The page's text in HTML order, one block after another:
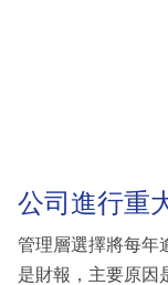
公司進行重
管理層選擇將每年
是財報，主要原因